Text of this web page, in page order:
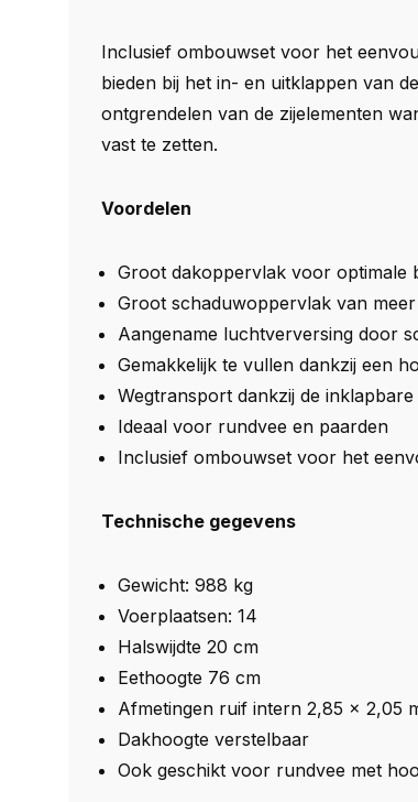
Inclusief ombouwset voor het
bieden bij het in- en uitklappen van
ontgrendelen van de zijelementen
vast te zetten.
Voordelen
Groot dakoppervlak voor optimale
Groot schaduwoppervlak van
Aangename luchtverversing door
Gemakkelijk te vullen dankzij een
Wegtransport dankzij de
Ideaal voor rundvee en paarden
Inclusief ombouwset voor het
Technische gegevens
Gewicht: 988 kg
Voerplaatsen: 14
Halswijdte 20 cm
Eethoogte 76 cm
Afmetingen ruif intern 2,85 x 2,05
Dakhoogte verstelbaar
Ook geschikt voor rundvee met